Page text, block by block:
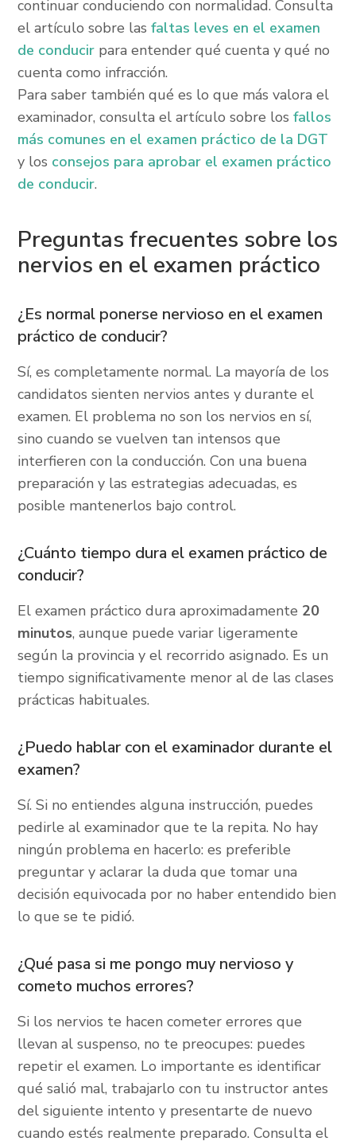
continuar conduciendo con normalidad. Consulta
el artículo sobre lasfaltas leves en el examen
de conducir para entender qué cuenta y qué no
cuenta como infracción.
Para saber también qué es lo que más valora el
examinador, consulta el artículo sobre losfallos
más comunes en el examen práctico de la DGT
y los consejos para aprobar el examen práctico
de conducir.
Preguntas frecuentes sobre los
nervios en el examen práctico
¿Es normal ponerse nervioso en el examen
práctico de conducir?
Sí, es completamente normal. La mayoría de los
candidatos sienten nervios antes y durante el
examen. El problema no son los nervios en sí,
sino cuando se vuelven tan intensos que
interfieren con la conducción. Con una buena
preparación y las estrategias adecuadas, es
posible mantenerlos bajo control.
¿Cuánto tiempo dura el examen práctico de
conducir?
El examen práctico dura aproximadamente 20
minutos, aunque puede variar ligeramente
según la provincia y el recorrido asignado. Es un
tiempo significativamente menor al de las clases
prácticas habituales.
¿Puedo hablar con el examinador durante el
examen?
Sí. Si no entiendes alguna instrucción, puedes
pedirle al examinador que te la repita. No hay
ningún problema en hacerlo: es preferible
preguntar y aclarar la duda que tomar una
decisión equivocada por no haber entendido bien
lo que se te pidió.
¿Qué pasa si me pongo muy nervioso y
cometo muchos errores?
Si los nervios te hacen cometer errores que
llevan al suspenso, no te preocupes: puedes
repetir el examen. Lo importante es identificar
qué salió mal, trabajarlo con tu instructor antes
del siguiente intento y presentarte de nuevo
cuando estés realmente preparado. Consulta el